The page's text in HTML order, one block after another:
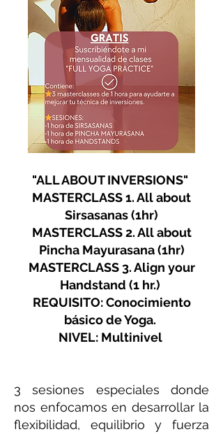
"ALL ABOUT INVERSIONS"
MASTERCLASS 1. All about
Sirsasanas (1hr)
MASTERCLASS 2. All about
Pincha Mayurasana (1hr)
MASTERCLASS 3. Align your
Handstand (1 hr.)
REQUISITO: Conocimiento
básico de Yoga.
NIVEL: Multinivel
3 sesiones especiales donde
nos enfocamos en desarrollar la
flexibilidad, equilibrio y fuerza